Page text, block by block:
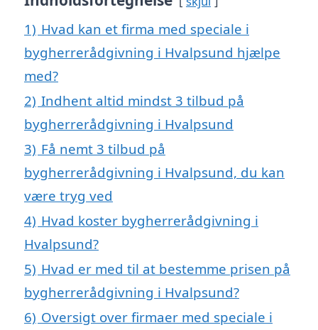
1) Hvad kan et firma med speciale i
bygherrerådgivning i Hvalpsund hjælpe
med?
2) Indhent altid mindst 3 tilbud på
bygherrerådgivning i Hvalpsund
3) Få nemt 3 tilbud på
bygherrerådgivning i Hvalpsund, du kan
være tryg ved
4) Hvad koster bygherrerådgivning i
Hvalpsund?
5) Hvad er med til at bestemme prisen på
bygherrerådgivning i Hvalpsund?
6) Oversigt over firmaer med speciale i